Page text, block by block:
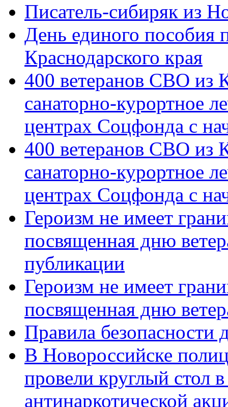
Писатель-сибиряк из
День единого пособия
Краснодарского края
400 ветеранов СВО из
санаторно-курортное
центрах Соцфонда с
400 ветеранов СВО из
санаторно-курортное
центрах Соцфонда с
Героизм не имеет
посвященная дню
публикации
Героизм не имеет
посвященная дню
Правила безопасности
В Новороссийске
провели круглый стол
антинаркотической